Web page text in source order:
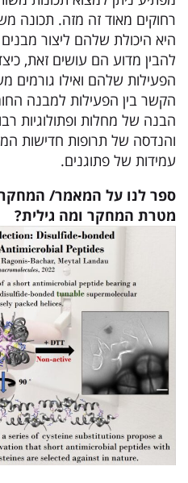
רחוקים מאוד זה מזה. תכונה
היא היכולת שלהם ליצור
להבין מדוע הם עושים זאת,
הפעילות שלהם ואילו
הקשר בין הפעילות למבנה
הבנה של מחלות ופתולוגיות
והנדסה של תרופות חדישות
עמידות של פתוגנים.
ספר לנו על המאמר/
מטרת המחקר ומה גילית?